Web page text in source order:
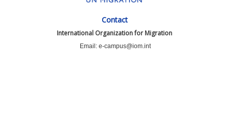
Contact
International Organization for Migration
Email: e-campus@iom.int